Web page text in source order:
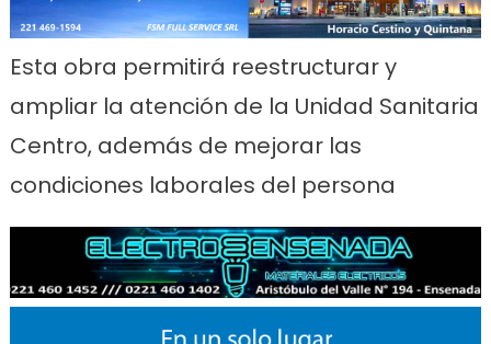
Esta obra permitirá reestructurar y
ampliar la atención de la Unidad Sanitaria
Centro, además de mejorar las
condiciones laborales del persona